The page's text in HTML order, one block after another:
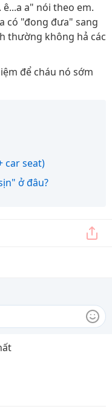
a" nói theo em.
có "đong đưa" sang
thường không hả các
để cháu nó sớm
car seat)
ở đâu?